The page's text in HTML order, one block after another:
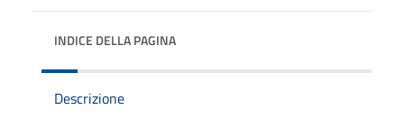
INDICE DELLA PAGINA
Descrizione